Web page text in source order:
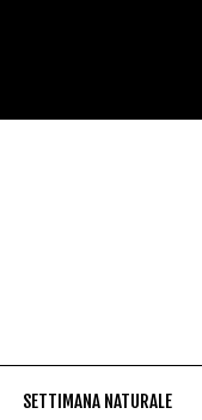
SETTIMANA NATURALE